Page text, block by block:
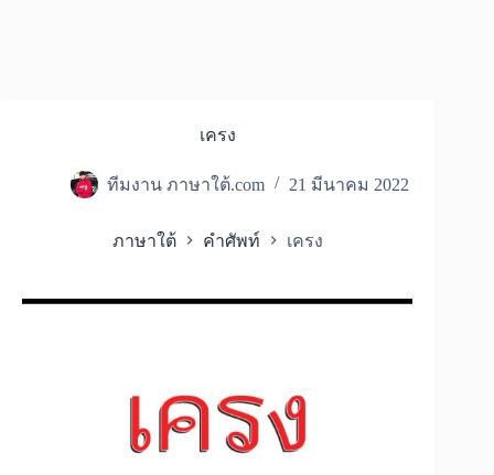
เครง
ทีมงาน ภาษาใต้.com 21 มีนาคม 2022
ภาษาใต้ คำศัพท์ เครง